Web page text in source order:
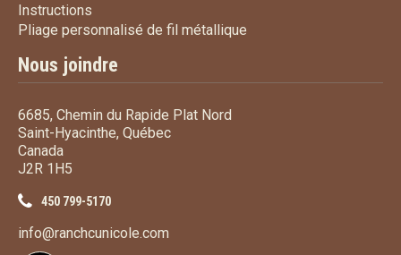
Instructions
Pliage personnalisé de fil métallique
Nous joindre
6685, Chemin du Rapide Plat Nord
Saint-Hyacinthe, Québec
Canada
J2R 1H5
450 799-5170
info@ranchcunicole.com